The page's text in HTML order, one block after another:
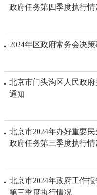
政府任务第四季度执行情
2024年区政府常务会决策
北京市门头沟区人民政
通知
北京市2024年办好重要
政府任务第三季度执行情
北京市2024年政府工作
第三季度执行情况